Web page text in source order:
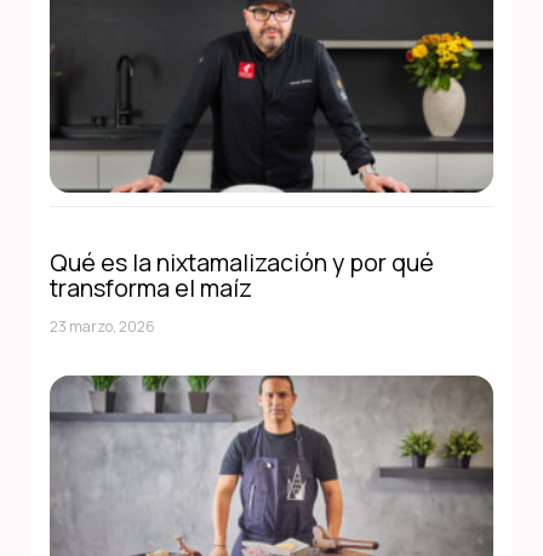
Qué es la nixtamalización y por qué
transforma el maíz
23 marzo, 2026